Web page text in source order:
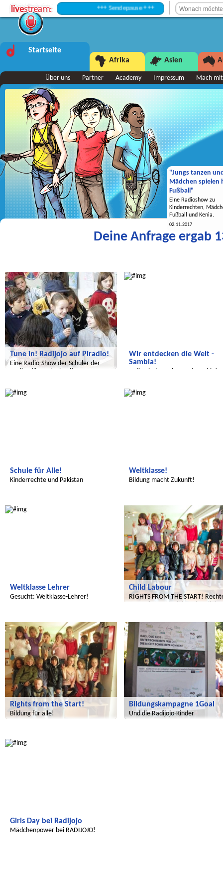
+++ Sendepause +++
Startseite
Afrika
Asien
Über uns Partner Academy Impressum Mach mit
"Jungs tanzen
Mädchen spielen
Fußball"
Eine Radioshow zu
Kinderrechten,
Fußball und Kenia.
02.11.2017
Deine Anfrage ergab
Tune in! Radijojo auf Piradio!
Eine Radio-Show der Schüler der
Wir entdecken die Welt -
Sambia!
Schule für Alle!
Kinderrechte und Pakistan
Weltklasse!
Bildung macht Zukunft!
Weltklasse Lehrer
Gesucht: Weltklasse-Lehrer!
Child Labour
RIGHTS FROM THE START!
Rights from the Start!
Bildung für alle!
Bildungskampagne 1Goal
Und die Radijojo-Kinder
Girls Day bei Radijojo
Mädchenpower bei RADIJOJO!